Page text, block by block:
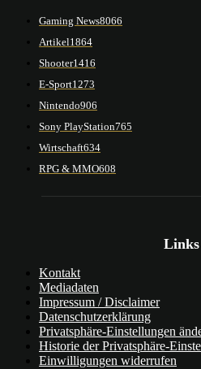
Gaming News8066
Artikel1864
Shooter1416
E-Sport1273
Nintendo906
Sony PlayStation765
Wirtschaft634
RPG & MMO608
Links
Kontakt
Mediadaten
Impressum / Disclaimer
Datenschutzerklärung
Privatsphäre-Einstellungen
Historie der Privatsphäre-
Einwilligungen widerrufen